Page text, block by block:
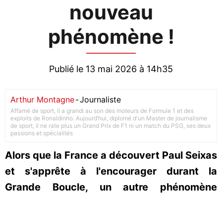
nouveau
phénomène !
Publié le 13 mai 2026 à 14h35
Arthur Montagne-Journaliste
Affamé de sport, il a grandi au son des moteurs de Formule 1 et des
exploits de Ronaldinho. Aujourd’hui, diplomé d'un Master de journalisme
de sport, il ne rate plus un Grand Prix de F1 ni un match du PSG, ses deux
passions et spécialités
Alors que la France a découvert Paul Seixas
et s'apprête à l'encourager durant la
Grande Boucle, un autre phénomène